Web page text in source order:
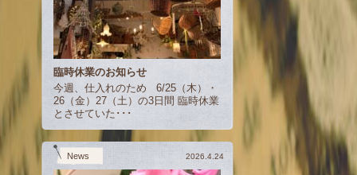
臨時休業のお知らせ
今週、仕入れのため 6/25（木）・
26（金）27（土）の3日間 臨時休業
とさせていた･･･
News 2026.4.24